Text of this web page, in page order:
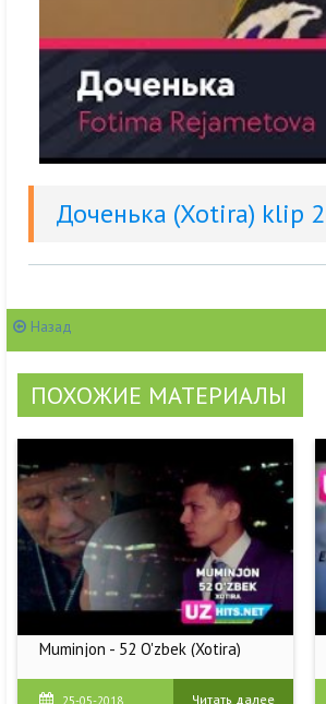
Доченька (Xotira) klip
Назад
ПОХОЖИЕ МАТЕРИАЛЫ
Muminjon - 52 O'zbek (Xotira)
25-05-2018 Читать далее